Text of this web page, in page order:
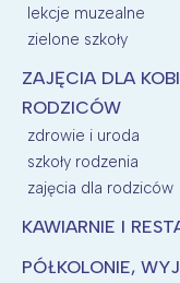
lekcje muzealne
zielone szkoły
ZAJĘCIA DLA
RODZICÓW
zdrowie i uroda
szkoły rodzenia
zajęcia dla rodziców
KAWIARNIE I
PÓŁKOLONIE,